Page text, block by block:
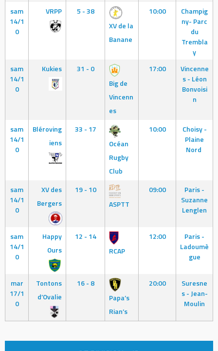
sam
14/1
0
VRPP
5 - 38
XV de la
Banane
10:00
Champig
ny- Parc
du
Trembla
y
sam
14/1
0
Kukies
31 - 0
Big de
Vincenn
es
17:00
Vincenne
s - Léon
Bonvoisi
n
sam
14/1
0
Bléroving
iens
33 - 17
Océan
Rugby
Club
10:00
Choisy -
Plaine
Nord
sam
14/1
0
XV des
Bergers
19 - 10
ASPTT
09:00
Paris -
Suzanne
Lenglen
sam
14/1
0
Happy
Ours
12 - 14
RCAP
12:00
Paris -
Ladoumè
gue
mar
17/1
0
Tontons
d’Ovalie
16 - 8
Papa’s
Rian’s
20:00
Suresne
s - Jean-
Moulin